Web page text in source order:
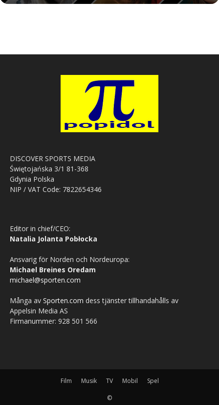
DISCOVER SPORTS MEDIA
Świętojańska 3/1 81-368
Gdynia Polska
NIP / VAT Code: 7822654346
Editor in chief/CEO:
Natalia Jolanta Pobłocka
Ansvarig för Norden och Nordeuropa:
Michael Breines Oredam
michael@sporten.com
Många av Sporten.com dess tjänster tillhandahålls av
Appelsin Media AS
Firmanummer: 928 501 566
Film Musik TV Mobil Spel
©